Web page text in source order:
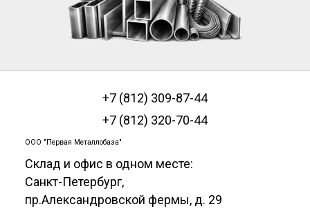
+7 (812) 309-87-44
+7 (812) 320-70-44
ООО "Первая Металлобаза"
Склад и офис в одном месте:
Санкт-Петербург,
пр.Александровской фермы, д. 29